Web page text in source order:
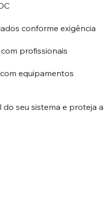
conforme exigência
profissionais
equipamentos
seu sistema e proteja a